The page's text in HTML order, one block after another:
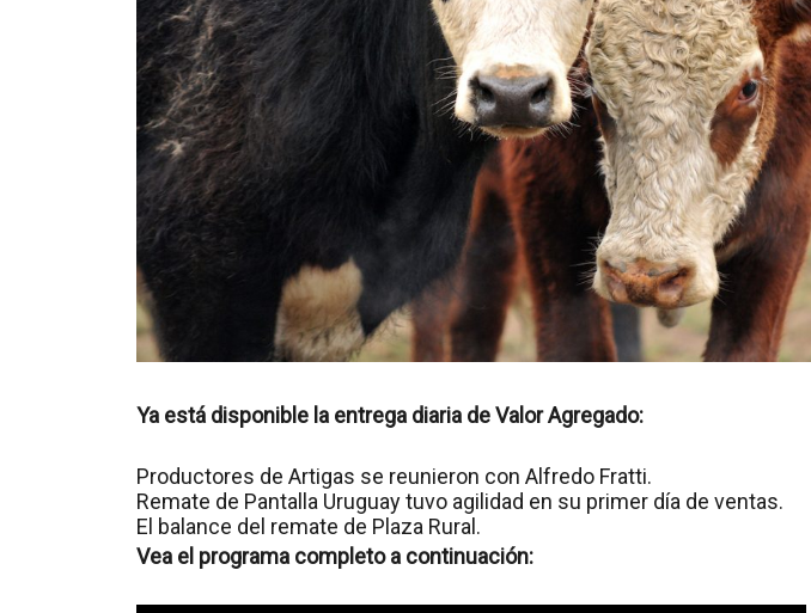
Ya está disponible la entrega diaria de Valor Agregado:
Productores de Artigas se reunieron con Alfredo Fratti.
Remate de Pantalla Uruguay tuvo agilidad en su primer día de ventas.
El balance del remate de Plaza Rural.
Vea el programa completo a continuación: